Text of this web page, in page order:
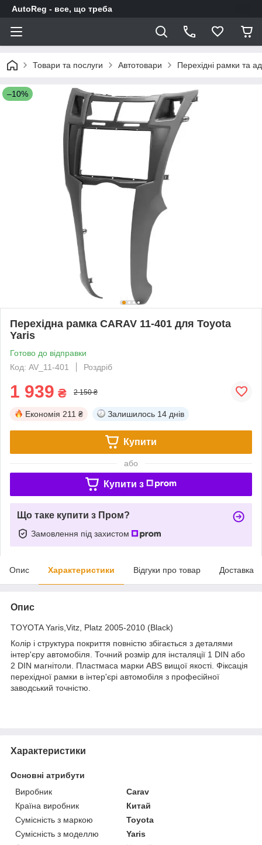
AutoReg - все, що треба
Товари та послуги Автотовари Перехідні рамки та
–10%
Перехідна рамка CARAV 11-401 для Toyota
Yaris
Готово до відправки
Код: AV_11-401
Роздріб
1 939 ₴ 2 150 ₴
Економія 211 ₴ Залишилось 14 днів
Купити
або
Купити з
Що таке купити з Пром?
Замовлення під захистом
Опис Характеристики Відгуки про товар Доставка
Опис
TOYOTA Yaris,Vitz, Platz 2005-2010 (Black)
Колір і структура покриття повністю збігається з деталями
інтер'єру автомобіля. Точний розмір для інсталяції 1 DIN або
2 DIN магнітоли. Пластмаса марки ABS вищої якості. Фіксація
перехідної рамки в інтер'єрі автомобіля з професійної
заводський точністю.
Характеристики
Основні атрибути
Виробник
Carav
Країна виробник
Китай
Сумісність з маркою
Toyota
Сумісність з моделлю
Yaris